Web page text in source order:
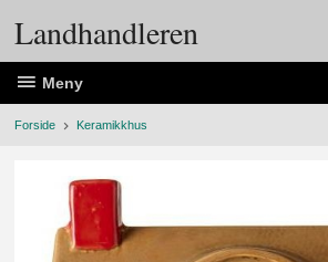
Landhandleren
Meny
Forside Keramikkhus